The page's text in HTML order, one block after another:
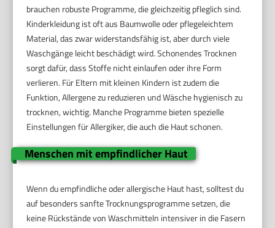
brauchen robuste Programme, die gleichzeitig pfleglich sind.
Kinderkleidung ist oft aus Baumwolle oder pflegeleichtem
Material, das zwar widerstandsfähig ist, aber durch viele
Waschgänge leicht beschädigt wird. Schonendes Trocknen
sorgt dafür, dass Stoffe nicht einlaufen oder ihre Form
verlieren. Für Eltern mit kleinen Kindern ist zudem die
Funktion, Allergene zu reduzieren und Wäsche hygienisch zu
trocknen, wichtig. Manche Programme bieten spezielle
Einstellungen für Allergiker, die auch die Haut schonen.
Menschen mit empfindlicher Haut
Wenn du empfindliche oder allergische Haut hast, solltest du
auf besonders sanfte Trocknungsprogramme setzen, die
keine Rückstände von Waschmitteln intensiver in die Fasern